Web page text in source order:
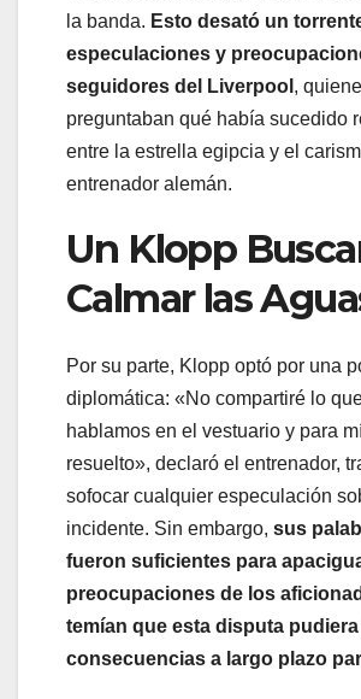
la banda. Esto desató un
especulaciones y
seguidores del Liverpool ,
preguntaban qué había sucedido
entre la estrella egipcia y el
entrenador alemán.
Un Klopp
Calmar las
Por su parte, Klopp optó por una
diplomática: «No compartiré lo
hablamos en el vestuario y para
resuelto», declaró el entrenador,
sofocar cualquier especulación
incidente. Sin embargo, sus
fueron suficientes para
preocupaciones de los
temían que esta disputa
consecuencias a largo plazo